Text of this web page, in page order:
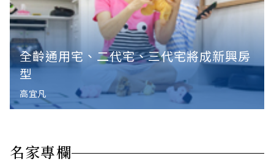
全齡通用宅、二代宅、三代宅將成新興房
型
高宜凡
名家專欄